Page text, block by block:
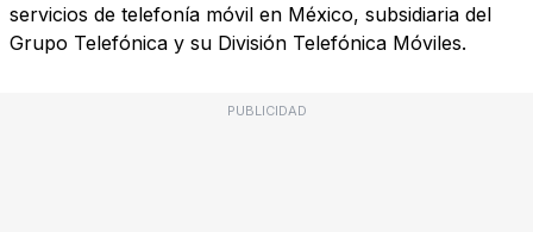
servicios de telefonía móvil en México, subsidiaria del
Grupo Telefónica y su División Telefónica Móviles.
PUBLICIDAD